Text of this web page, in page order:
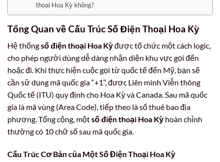
thoại Hoa Kỳ không?
Tổng Quan về Cấu Trúc Số Điện Thoại Hoa Kỳ
Hệ thốngsố điện thoại Hoa Kỳđược tổ chức một cách logic,
cho phép người dùng dễ dàng nhận diện khu vực gọi đến
hoặc đi. Khi thực hiện cuộc gọi từ quốc tế đến Mỹ, bạn sẽ
cần sử dụng mã quốc gia “+1”, được Liên minh Viễn thông
Quốc tế (ITU) quy định cho Hoa Kỳ và Canada. Sau mã quốc
gia là mã vùng (Area Code), tiếp theo là số thuê bao địa
phương. Tổng cộng, mộtsố điện thoại Hoa Kỳ hoàn chỉnh
thường có 10 chữ số sau mã quốc gia.
Cấu Trúc Cơ Bản của Một Số Điện Thoại Hoa Kỳ